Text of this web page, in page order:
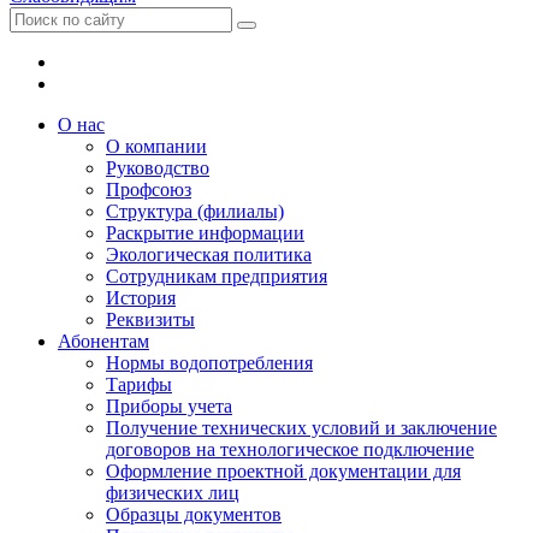
О нас
О компании
Руководство
Профсоюз
Структура (филиалы)
Раскрытие информации
Экологическая политика
Сотрудникам предприятия
История
Реквизиты
Абонентам
Нормы водопотребления
Тарифы
Приборы учета
Получение технических условий и заключение
договоров на технологическое подключение
Оформление проектной документации для
физических лиц
Образцы документов